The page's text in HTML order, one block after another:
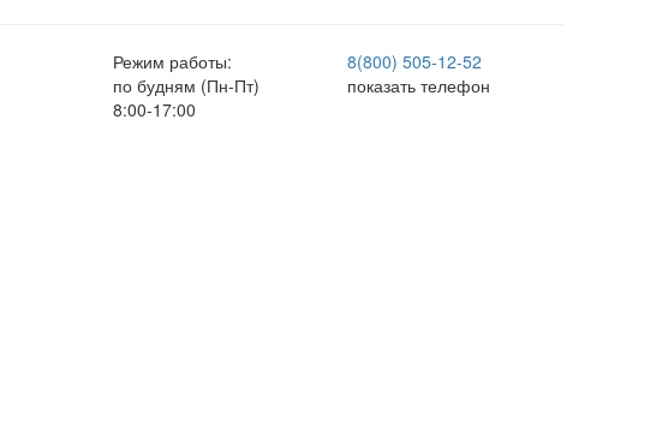
Режим работы:
по будням (Пн-Пт)
8:00-17:00
8(800) 505-12-52
показать телефон